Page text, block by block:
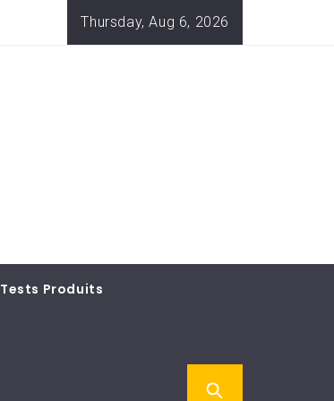
Thursday, Aug 6, 2026
Tests Produits